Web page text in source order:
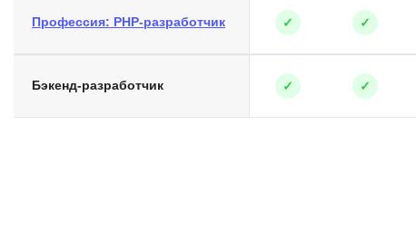
Профессия: PHP-разработчик ✓ ✓
Бэкенд-разработчик ✓ ✓